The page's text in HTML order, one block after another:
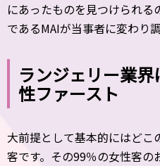
にあったものを見つけられ
であるMAIが当事者に変わり
ランジェリー業
性ファースト
大前提として基本的にはど
客です。その99％の女性客の